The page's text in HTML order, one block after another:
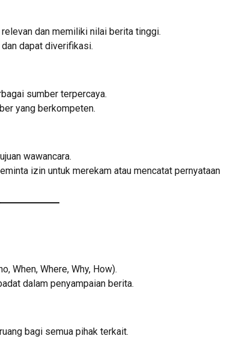
dan memiliki nilai berita tinggi.
dapat diverifikasi.
sumber terpercaya.
yang berkompeten.
wawancara.
izin untuk merekam atau mencatat pernyataan
When, Where, Why, How).
dalam penyampaian berita.
bagi semua pihak terkait.